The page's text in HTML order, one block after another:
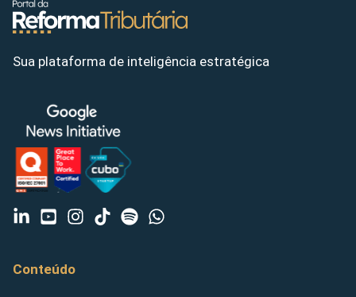
Sua plataforma de inteligência estratégica
Conteúdo